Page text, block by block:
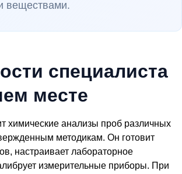
веществами.
специалиста
месте
химические анализы проб различных
методикам. Он готовит
настраивает лабораторное
измерительные приборы. При